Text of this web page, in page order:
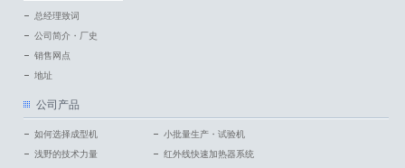
总经理致词
公司简介・厂史
销售网点
地址
公司产品
如何选择成型机
浅野的技术力量
小批量生产・试验机
红外线快速加热器系统